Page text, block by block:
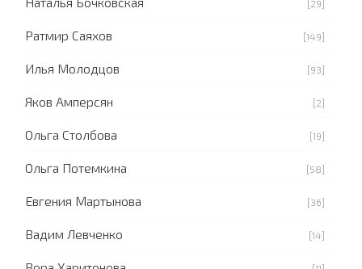
[29]
Ратмир Саяхов [149]
Илья Молодцов [93]
Яков Амперсян [2]
Ольга Столбова [19]
Ольга Потемкина [58]
Евгения Мартынова [36]
Вадим Левченко [14]